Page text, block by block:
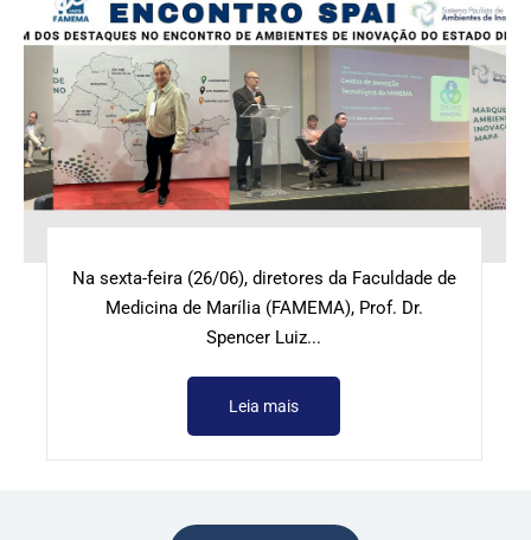
Na sexta-feira (26/06), diretores da Faculdade de
Medicina de Marília (FAMEMA), Prof. Dr.
Spencer Luiz...
Leia mais